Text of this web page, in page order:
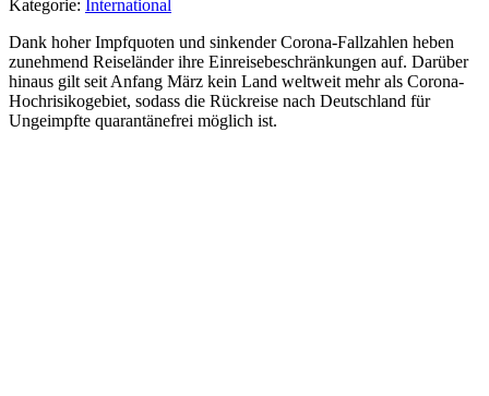
Kategorie: International
Dank hoher Impfquoten und sinkender Corona-Fallzahlen heben
zunehmend Reiseländer ihre Einreisebeschränkungen auf. Darüber
hinaus gilt seit Anfang März kein Land weltweit mehr als Corona-
Hochrisikogebiet, sodass die Rückreise nach Deutschland für
Ungeimpfte quarantänefrei möglich ist.